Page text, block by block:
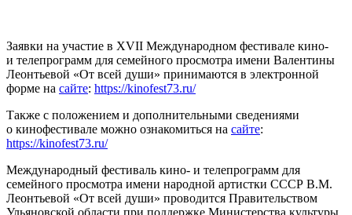
Заявки на участие в XVII Международном фестивале кино-
и телепрограмм для семейного просмотра имени Валентины
Леонтьевой «От всей души» принимаются в электронной
форме на сайте: https://kinofest73.ru/
Также с положением и дополнительными сведениями
о кинофестивале можно ознакомиться на сайте:
https://kinofest73.ru/
Международный фестиваль кино- и телепрограмм для
семейного просмотра имени народной артистки СССР В.М.
Леонтьевой «От всей души» проводится Правительством
Ульяновской области при поддержке Министерства культуры